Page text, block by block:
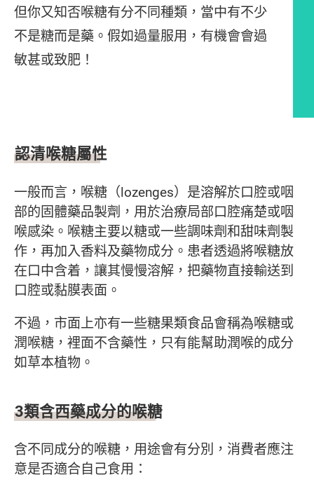
但你又知否喉糖有分不同種類，當中有不少
不是糖而是藥。假如過量服用，有機會會過
敏甚或致肥！
認清喉糖屬性
一般而言，喉糖（lozenges）是溶解於口腔或咽
部的固體藥品製劑，用於治療局部口腔痛楚或咽
喉感染。喉糖主要以糖或一些調味劑和甜味劑製
作，再加入香料及藥物成分。患者透過將喉糖放
在口中含着，讓其慢慢溶解，把藥物直接輸送到
口腔或黏膜表面。
不過，市面上亦有一些糖果類食品會稱為喉糖或
潤喉糖，裡面不含藥性，只有能幫助潤喉的成分
如草本植物。
3類含西藥成分的喉糖
含不同成分的喉糖，用途會有分別，消費者應注
意是否適合自己食用：